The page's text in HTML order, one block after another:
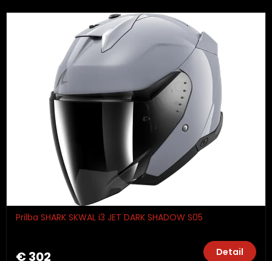
Prilba SHARK SKWAL i3 JET DARK SHADOW S05
€ 302 Detail